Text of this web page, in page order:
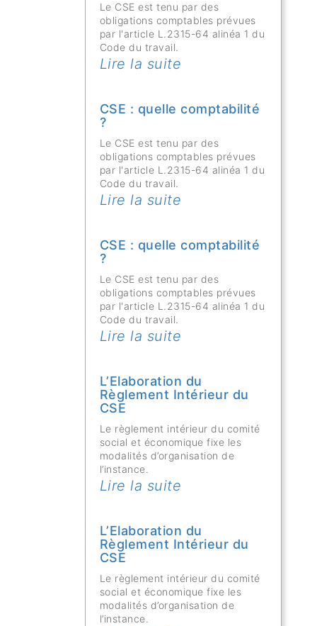
Le CSE est tenu par des
obligations comptables prévues
par l'article L.2315-64 alinéa 1 du
Code du travail.
Lire la suite
CSE : quelle comptabilité
?
Le CSE est tenu par des
obligations comptables prévues
par l'article L.2315-64 alinéa 1 du
Code du travail.
Lire la suite
CSE : quelle comptabilité
?
Le CSE est tenu par des
obligations comptables prévues
par l'article L.2315-64 alinéa 1 du
Code du travail.
Lire la suite
L’Elaboration du
Règlement Intérieur du
CSE
Le règlement intérieur du comité
social et économique fixe les
modalités d’organisation de
l’instance.
Lire la suite
L’Elaboration du
Règlement Intérieur du
CSE
Le règlement intérieur du comité
social et économique fixe les
modalités d’organisation de
l’instance.